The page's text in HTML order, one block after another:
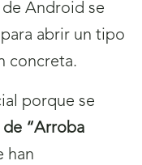
Android se
abrir un tipo
concreta.
porque se
“Arroba
han